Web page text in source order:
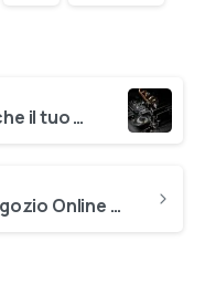
I 5 segnali che indicano che il tuo computer ha bisogno di manutenzione
Nasce EB Store: Il Negozio Online di Belotti Informatica & Elettronica